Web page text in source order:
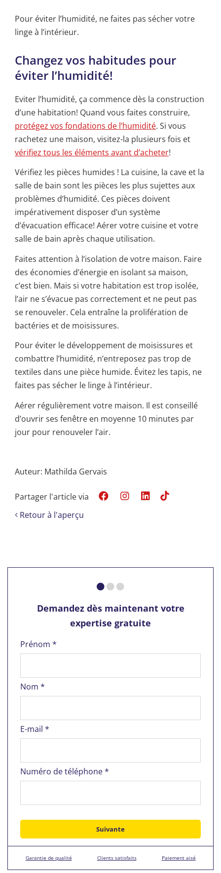
Pour éviter l’humidité, ne faites pas sécher votre
linge à l’intérieur.
Changez vos habitudes pour
éviter l’humidité!
Eviter l’humidité, ça commence dès la construction
d’une habitation! Quand vous faites construire,
protégez vos fondations de l’humidité.Si vous
rachetez une maison, visitez-la plusieurs fois et
vérifiez tous les éléments avant d’acheter!
Vérifiez les pièces humides ! La cuisine, la cave et la
salle de bain sont les pièces les plus sujettes aux
problèmes d’humidité. Ces pièces doivent
impérativement disposer d’un système
d’évacuation efficace! Aérer votre cuisine et votre
salle de bain après chaque utilisation.
Faites attention à l’isolation de votre maison. Faire
des économies d’énergie en isolant sa maison,
c’est bien. Mais si votre habitation est trop isolée,
l’air ne s’évacue pas correctement et ne peut pas
se renouveler. Cela entraîne la prolifération de
bactéries et de moisissures.
Pour éviter le développement de moisissures et
combattre l’humidité, n’entreposez pas trop de
textiles dans une pièce humide. Évitez les tapis, ne
faites pas sécher le linge à l’intérieur.
Aérer régulièrement votre maison. Il est conseillé
d’ouvrir ses fenêtre en moyenne 10 minutes par
jour pour renouveler l’air.
Auteur: Mathilda Gervais
Partager l'article via
Retour à l'aperçu
Demandez dès maintenant votre
expertise gratuite
Prénom *
Nom *
E-mail *
Numéro de téléphone *
Garantie de qualité Clients satisfaits Paiement aisé